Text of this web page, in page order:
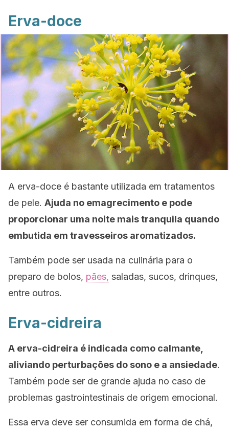
Erva-doce
A erva-doce é bastante utilizada em tratamentos
de pele. Ajuda no emagrecimento e pode
proporcionar uma noite mais tranquila quando
embutida em travesseiros aromatizados.
Também pode ser usada na culinária para o
preparo de bolos, pães, saladas, sucos, drinques,
entre outros.
Erva-cidreira
A erva-cidreira é indicada como calmante,
aliviando perturbações do sono e a ansiedade.
Também pode ser de grande ajuda no caso de
problemas gastrointestinais de origem emocional.
Essa erva deve ser consumida em forma de chá,